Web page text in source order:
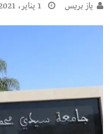
يـاز بريـس 1 يناير، 2021